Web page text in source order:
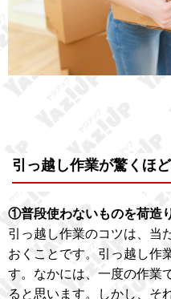
引っ越し作業が驚くほ
①普段使わないものを荷造
引っ越し作業のコツは、当
おくことです。引っ越し作
す。なかには、一度の作業
ると思います。しかし、そ